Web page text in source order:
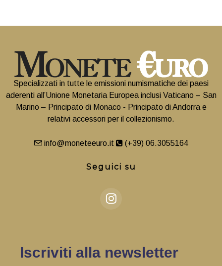
Specializzati in tutte le emissioni numismatiche dei paesi
aderenti all’Unione Monetaria Europea inclusi Vaticano – San
Marino – Principato di Monaco - Principato di Andorra e
relativi accessori per il collezionismo.
info@moneteeuro.it (+39) 06.3055164
Seguici su
Iscriviti alla newsletter